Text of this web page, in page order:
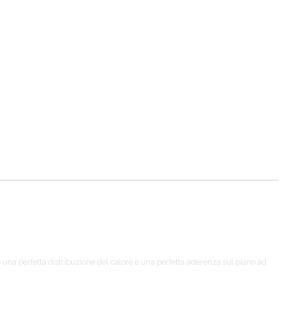
perfetta distribuzione del calore e una perfetta aderenza sul piano ad